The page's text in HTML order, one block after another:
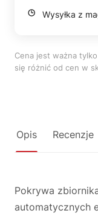
Wysyłka z
Cena jest ważna
się różnić od cen w
Opis Recenzje
Pokrywa
automatycznych